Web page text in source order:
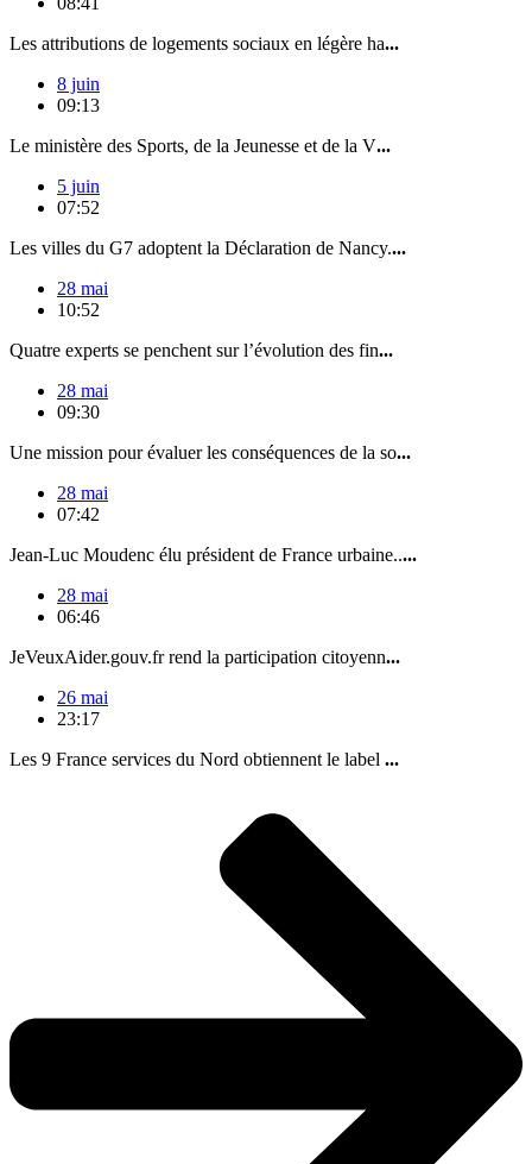
Les attributions de logements sociaux en légère ha...
8 juin
09:13
Le ministère des Sports, de la Jeunesse et de la V...
5 juin
07:52
Les villes du G7 adoptent la Déclaration de Nancy....
28 mai
10:52
Quatre experts se penchent sur l’évolution des fin...
28 mai
09:30
Une mission pour évaluer les conséquences de la so...
28 mai
07:42
Jean-Luc Moudenc élu président de France urbaine.....
28 mai
06:46
JeVeuxAider.gouv.fr rend la participation citoyenn...
26 mai
23:17
Les 9 France services du Nord obtiennent le label ...